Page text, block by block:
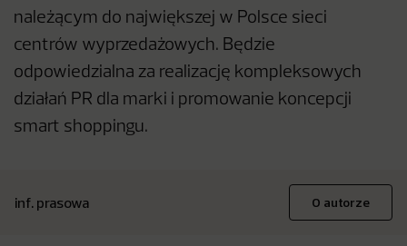
należącym do największej w Polsce sieci
centrów wyprzedażowych. Będzie
odpowiedzialna za realizację kompleksowych
działań PR dla marki i promowanie koncepcji
smart shoppingu.
inf. prasowa O autorze